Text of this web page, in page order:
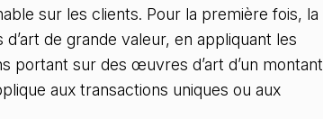
sur les clients. Pour la première fois, la
de grande valeur, en appliquant les
portant sur des œuvres d’art d’un montant
aux transactions uniques ou aux